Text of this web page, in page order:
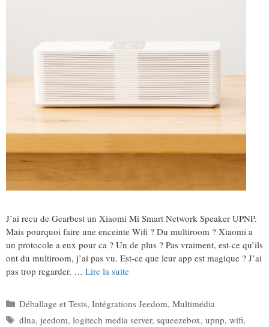
J’ai recu de Gearbest un Xiaomi Mi Smart Network Speaker UPNP.
Mais pourquoi faire une enceinte Wifi ? Du multiroom ? Xiaomi a
un protocole a eux pour ca ? Un de plus ? Pas vraiment, est-ce qu’ils
ont du multiroom, j’ai pas vu. Est-ce que leur app est magique ? J’ai
pas trop regarder. … Lire la suite
Catégories
Déballage et Tests, Intégrations Jeedom, Multimédia
Étiquettes
dlna, jeedom, logitech media server, squeezebox, upnp, wifi,